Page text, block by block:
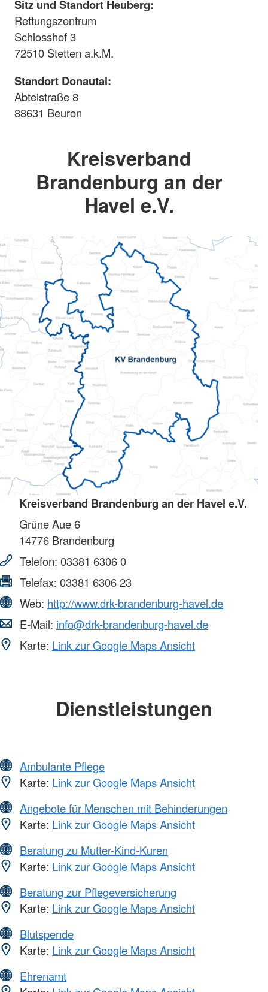
Sitz und Standort Heuberg:
Rettungszentrum
Schlosshof 3
72510 Stetten a.k.M.
Standort Donautal:
Abteistraße 8
88631 Beuron
Kreisverband
Brandenburg an der
Havel e.V.
Kreisverband Brandenburg an der Havel e.V.
Grüne Aue 6
14776 Brandenburg
Telefon: 03381 6306 0
Telefax: 03381 6306 23
Web: http://www.drk-brandenburg-havel.de
E-Mail: info@drk-brandenburg-havel.de
Karte: Link zur Google Maps Ansicht
Dienstleistungen
Ambulante Pflege
Karte: Link zur Google Maps Ansicht
Angebote für Menschen mit Behinderungen
Karte: Link zur Google Maps Ansicht
Beratung zu Mutter-Kind-Kuren
Karte: Link zur Google Maps Ansicht
Beratung zur Pflegeversicherung
Karte: Link zur Google Maps Ansicht
Blutspende
Karte: Link zur Google Maps Ansicht
Ehrenamt